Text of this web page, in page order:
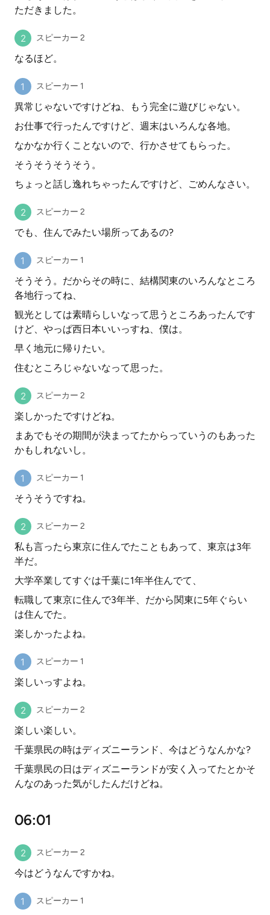
ただきました。
スピーカー 2
なるほど。
スピーカー 1
異常じゃないですけどね、もう完全に遊びじゃない。
お仕事で行ったんですけど、週末はいろんな各地。
なかなか行くことないので、行かさせてもらった。
そうそうそうそう。
ちょっと話し逸れちゃったんですけど、ごめんなさい。
スピーカー 2
でも、住んでみたい場所ってあるの?
スピーカー 1
そうそう。だからその時に、結構関東のいろんなところ
各地行ってね、
観光としては素晴らしいなって思うところあったんです
けど、やっぱ西日本いいっすね、僕は。
早く地元に帰りたい。
住むところじゃないなって思った。
スピーカー 2
楽しかったですけどね。
まあでもその期間が決まってたからっていうのもあった
かもしれないし。
スピーカー 1
そうそうですね。
スピーカー 2
私も言ったら東京に住んでたこともあって、東京は3年
半だ。
大学卒業してすぐは千葉に1年半住んでて、
転職して東京に住んで3年半、だから関東に5年ぐらい
は住んでた。
楽しかったよね。
スピーカー 1
楽しいっすよね。
スピーカー 2
楽しい楽しい。
千葉県民の時はディズニーランド、今はどうなんかな?
千葉県民の日はディズニーランドが安く入ってたとかそ
んなのあった気がしたんだけどね。
06:01
スピーカー 2
今はどうなんですかね。
スピーカー 1